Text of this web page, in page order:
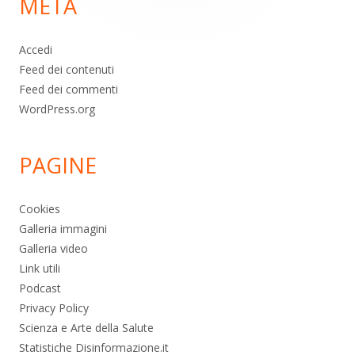
pagina
META
Accedi
Feed dei contenuti
Feed dei commenti
WordPress.org
PAGINE
Cookies
Galleria immagini
Galleria video
Link utili
Podcast
Privacy Policy
Scienza e Arte della Salute
Statistiche Disinformazione.it